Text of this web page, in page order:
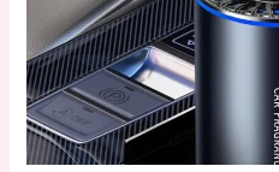
d’huile
essentielle
pour
voiture
efficace